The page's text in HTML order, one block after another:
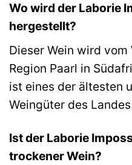
Wo wird der Laborie
hergestellt?
Dieser Wein wird
Region Paarl in
ist eines der ältesten
Weingüter des
Ist der Laborie
trockener Wein?